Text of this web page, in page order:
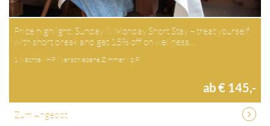
Price highlight: Sunday & Monday Short Stay – treat yourself
with short break and get 15% off on wellness…
1 Nächte / HP / verschiedene Zimmer / p.P.
ab € 145,-
Zum Angebot